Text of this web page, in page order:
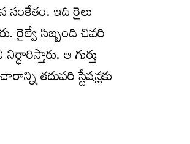
సంకేతం. ఇది రైలు
రైల్వే సిబ్బంది చివరి
ఆ గుర్తు
తదుపరి స్టేషన్లకు